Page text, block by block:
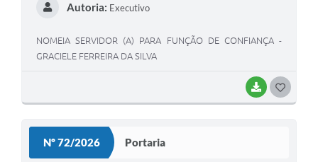
BAIXAR
Autoria: Executivo
NOMEIA SERVIDOR (A) PARA FUNÇÃO DE CONFIANÇA -
GRACIELE FERREIRA DA SILVA
Nº 72/2026 Portaria